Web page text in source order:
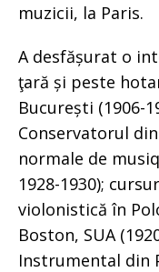
muzicii, la Paris.
A desfășurat o
ţară și peste
București (1906-
Conservatorul din
normale de
1928-1930);
violonistică în
Boston, SUA
Instrumental din